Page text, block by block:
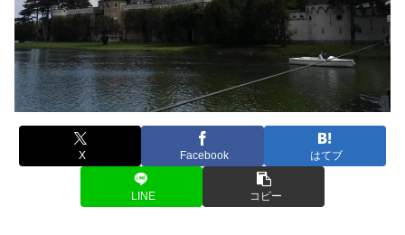
X Facebook はてブ
LINE コピー